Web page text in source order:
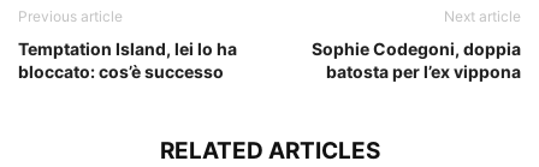
Previous article
Temptation Island, lei lo ha
bloccato: cos’è successo
Next article
Sophie Codegoni, doppia
batosta per l’ex vippona
RELATED ARTICLES